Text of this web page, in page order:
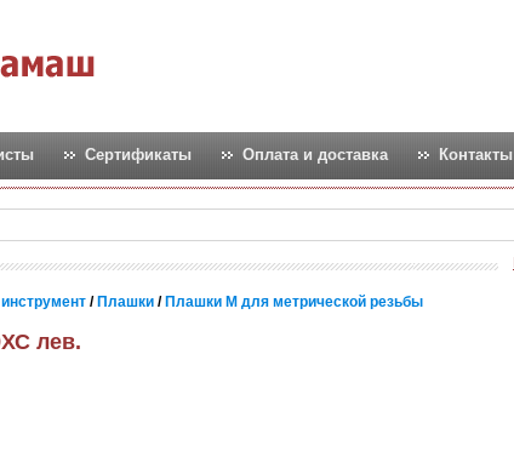
Сертификаты Оплата и доставка Контакты
/ Плашки / Плашки М для метрической резьбы
лев.